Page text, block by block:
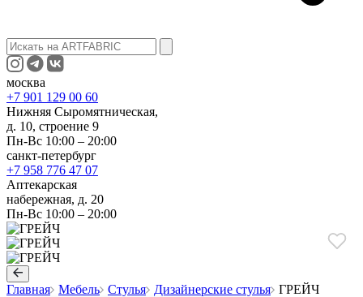
москва
+7 901 129 00 60
Нижняя Сыромятническая,
д. 10, строение 9
Пн-Вс 10:00 – 20:00
санкт-петербург
+7 958 776 47 07
Аптекарская
набережная, д. 20
Пн-Вс 10:00 – 20:00
Главная Мебель Стулья Дизайнерские стулья ГРЕЙЧ